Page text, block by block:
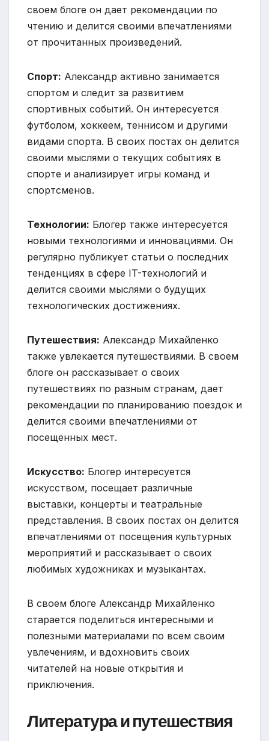
своем блоге он дает рекомендации по
чтению и делится своими впечатлениями
от прочитанных произведений.
Спорт: Александр активно занимается
спортом и следит за развитием
спортивных событий. Он интересуется
футболом, хоккеем, теннисом и другими
видами спорта. В своих постах он делится
своими мыслями о текущих событиях в
спорте и анализирует игры команд и
спортсменов.
Технологии: Блогер также интересуется
новыми технологиями и инновациями. Он
регулярно публикует статьи о последних
тенденциях в сфере IT-технологий и
делится своими мыслями о будущих
технологических достижениях.
Путешествия: Александр Михайленко
также увлекается путешествиями. В своем
блоге он рассказывает о своих
путешествиях по разным странам, дает
рекомендации по планированию поездок и
делится своими впечатлениями от
посещенных мест.
Искусство: Блогер интересуется
искусством, посещает различные
выставки, концерты и театральные
представления. В своих постах он делится
впечатлениями от посещения культурных
мероприятий и рассказывает о своих
любимых художниках и музыкантах.
В своем блоге Александр Михайленко
старается поделиться интересными и
полезными материалами по всем своим
увлечениям, и вдохновить своих
читателей на новые открытия и
приключения.
Литература и путешествия